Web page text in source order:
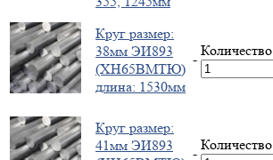
Круг размер:
38мм ЭИ893
(ХН65ВМТЮ)
длина: 1530мм
-
Количество
Круг размер:
41мм ЭИ893
-
Количество